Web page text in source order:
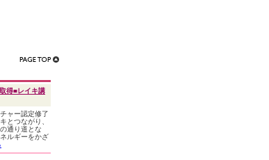
得■レイキ講
ャー認定修了
とつながり、
通り道とな
ルギーをかざ